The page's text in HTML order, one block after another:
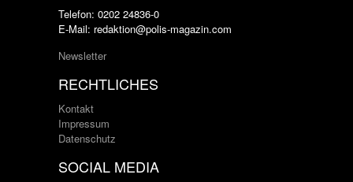
Telefon: 0202 24836-0
E-Mail: redaktion@polis-magazin.com
Newsletter
RECHTLICHES
Kontakt
Impressum
Datenschutz
SOCIAL MEDIA